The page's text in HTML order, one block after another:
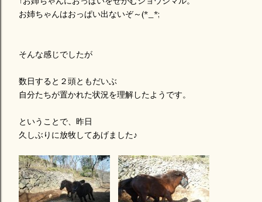
お姉ちゃんはおっぱい出ないぞ～(*_*;
そんな感じでしたが
数日すると２頭ともだいぶ
自分たちが置かれた状況を理解したようです。
ということで、昨日
久しぶりに放牧してあげました♪